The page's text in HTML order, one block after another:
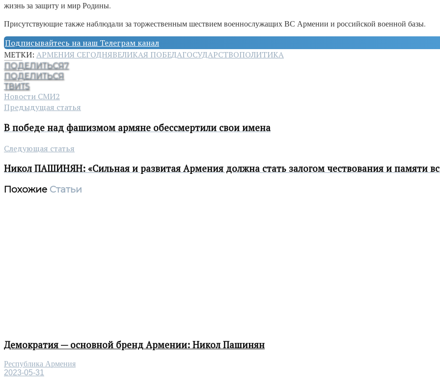
жизнь за защиту и мир Родины.
Присутствующие также наблюдали за торжественным шествием военнослужащих ВС Армении и российской военной базы.
Подписывайтесь на наш Телеграм канал
МЕТКИ: АРМЕНИЯ СЕГОДНЯВЕЛИКАЯ ПОБЕДАГОСУДАРСТВОПОЛИТИКА
ПОДЕЛИТЬСЯ7
ПОДЕЛИТЬСЯ
ТВИТ5
Новости СМИ2
Предыдущая статья
В победе над фашизмом армяне обессмертили свои имена
Следующая статья
Никол ПАШИНЯН: «Сильная и развитая Армения должна стать залогом чествования и памяти
Похожие Статьи
Демократия — основной бренд Армении: Никол Пашинян
Республика Армения
2023-05-31